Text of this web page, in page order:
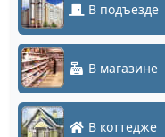
В подъезде
В магазине
В коттедже